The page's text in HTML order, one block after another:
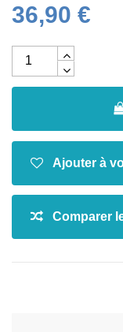
36,90 €